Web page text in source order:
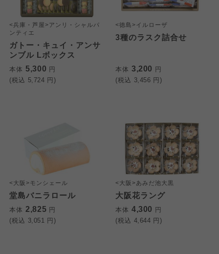
<兵庫・芦屋>アンリ・シャルパ
ンティエ
ガトー・キュイ・アンサ
ンブル Lボックス
本体 5,300 円
(税込 5,724 円)
<徳島>イルローザ
3種のラスク詰合せ
本体 3,200 円
(税込 3,456 円)
<大阪>モンシェール
堂島バニラロール
本体 2,825 円
(税込 3,051 円)
<大阪>あみだ池大黒
大阪花ラング
本体 4,300 円
(税込 4,644 円)